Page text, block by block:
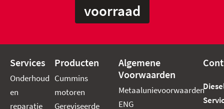
voorraad
Services
Onderhoud
en
reparatie
Producten
Cummins
motoren
Gereviseerde
Algemene
Voorwaarden
Metaalunievoorwaarden
ENG